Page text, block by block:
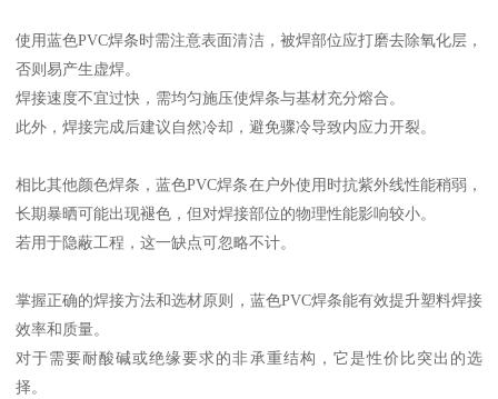
使用蓝色PVC焊条时需注意表面清洁，被焊部位应打磨去除氧化层，
否则易产生虚焊。
焊接速度不宜过快，需均匀施压使焊条与基材充分熔合。
此外，焊接完成后建议自然冷却，避免骤冷导致内应力开裂。
相比其他颜色焊条，蓝色PVC焊条在户外使用时抗紫外线性能稍弱，
长期暴晒可能出现褪色，但对焊接部位的物理性能影响较小。
若用于隐蔽工程，这一缺点可忽略不计。
掌握正确的焊接方法和选材原则，蓝色PVC焊条能有效提升塑料焊接
效率和质量。
对于需要耐酸碱或绝缘要求的非承重结构，它是性价比突出的选
择。